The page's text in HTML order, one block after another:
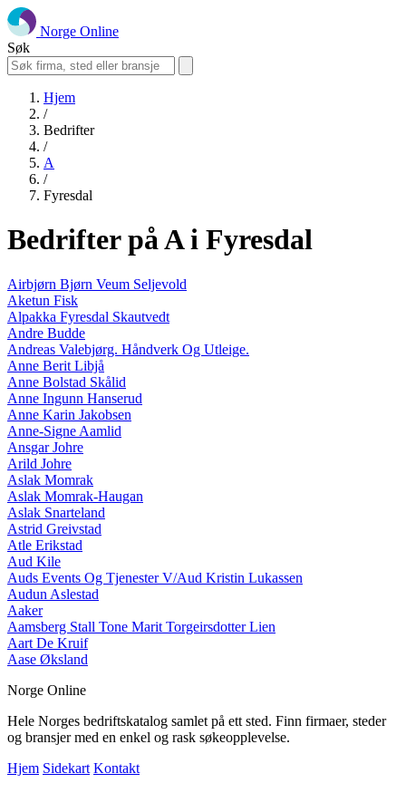
Norge Online
Søk
Hjem
/
Bedrifter
/
A
/
Fyresdal
Bedrifter på A i Fyresdal
Airbjørn Bjørn Veum Seljevold
Aketun Fisk
Alpakka Fyresdal Skautvedt
Andre Budde
Andreas Valebjørg. Håndverk Og Utleige.
Anne Berit Libjå
Anne Bolstad Skålid
Anne Ingunn Hanserud
Anne Karin Jakobsen
Anne-Signe Aamlid
Ansgar Johre
Arild Johre
Aslak Momrak
Aslak Momrak-Haugan
Aslak Snarteland
Astrid Greivstad
Atle Erikstad
Aud Kile
Auds Events Og Tjenester V/Aud Kristin Lukassen
Audun Aslestad
Aaker
Aamsberg Stall Tone Marit Torgeirsdotter Lien
Aart De Kruif
Aase Øksland
Norge Online
Hele Norges bedriftskatalog samlet på ett sted. Finn firmaer, steder
og bransjer med en enkel og rask søkeopplevelse.
Hjem Sidekart Kontakt